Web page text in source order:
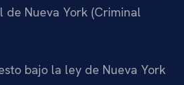
de Nueva York (Criminal
bajo la ley de Nueva York